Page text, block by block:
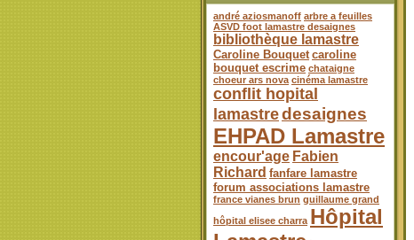
andré aziosmanoff arbre a feuilles
ASVD foot lamastre desaignes
bibliothèque lamastre
Caroline Bouquet caroline
bouquet escrime chataigne
choeur ars nova cinéma lamastre
conflit hopital
lamastredesaignes
EHPAD Lamastre
encour'age Fabien
Richard fanfare lamastre
forum associations lamastre
france vianes brun guillaume grand
hôpital elisee charra Hôpital